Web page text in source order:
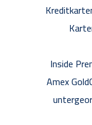
Inside
Amex